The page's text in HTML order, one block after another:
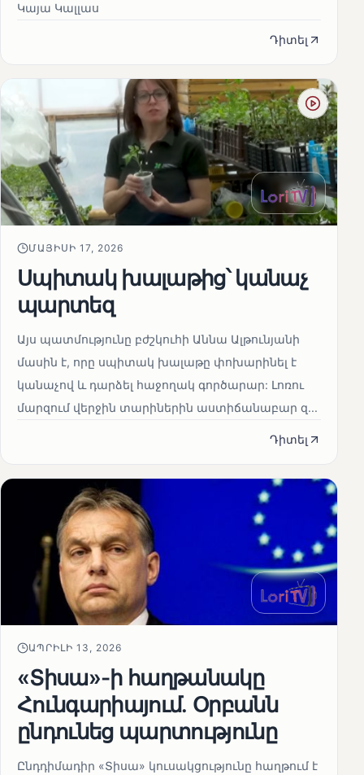
Կայա Կալլաս
Դիտել
ՄԱՅԻՍԻ 17, 2026
Սպիտակ խալաթից՝ կանաչ
պարտեզ
Այս պատմությունը բժշկուհի Աննա Ալթունյանի
մասին է, որը սպիտակ խալաթը փոխարինել է
կանաչով և դարձել հաջողակ գործարար: Լոռու
մարզում վերջին տարիներին աստիճանաբար զ...
Դիտել
ԱՊՐԻԼԻ 13, 2026
«Տիսա»-ի հաղթանակը
Հունգարիայում․ Օրբանն
ընդունեց պարտությունը
Ընդդիմադիր «Տիսա» կուսակցությունը հաղթում է